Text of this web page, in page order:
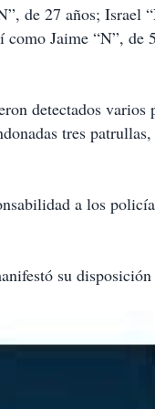
de 27 años; Israel
Jaime “N”, de
detectados
tres
a los
su